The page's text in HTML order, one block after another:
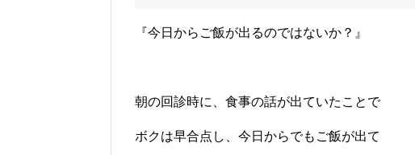
『今日からご飯が出るのではないか？』
朝の回診時に、食事の話が出ていたことで
ボクは早合点し、今日からでもご飯が出て